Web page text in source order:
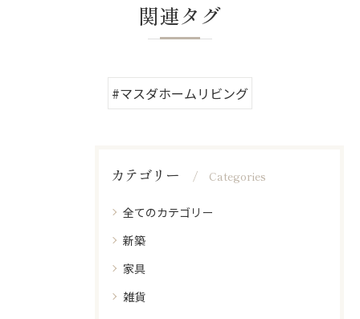
関連タグ
#マスダホームリビング
カテゴリー Categories
全てのカテゴリー
新築
家具
雑貨